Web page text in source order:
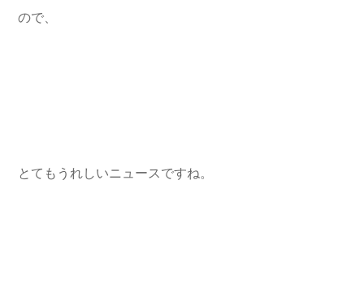
ので、
とてもうれしいニュースですね。